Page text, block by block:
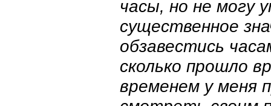
часы, но не могу
существенное
обзавестись
сколько прошло
временем у меня